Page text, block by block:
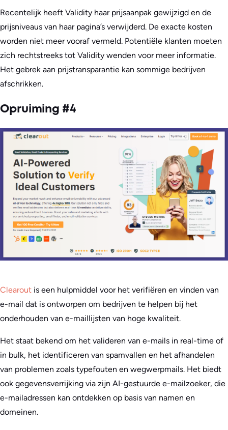
Recentelijk heeft Validity haar prijsaanpak gewijzigd en de
prijsniveaus van haar pagina’s verwijderd. De exacte kosten
worden niet meer vooraf vermeld. Potentiële klanten moeten
zich rechtstreeks tot Validity wenden voor meer informatie.
Het gebrek aan prijstransparantie kan sommige bedrijven
afschrikken.
Opruiming #4
Clearout is een hulpmiddel voor het verifiëren en vinden van
e-mail dat is ontworpen om bedrijven te helpen bij het
onderhouden van e-maillijsten van hoge kwaliteit.
Het staat bekend om het valideren van e-mails in real-time of
in bulk, het identificeren van spamvallen en het afhandelen
van problemen zoals typefouten en wegwerpmails. Het biedt
ook gegevensverrijking via zijn AI-gestuurde e-mailzoeker, die
e-mailadressen kan ontdekken op basis van namen en
domeinen.